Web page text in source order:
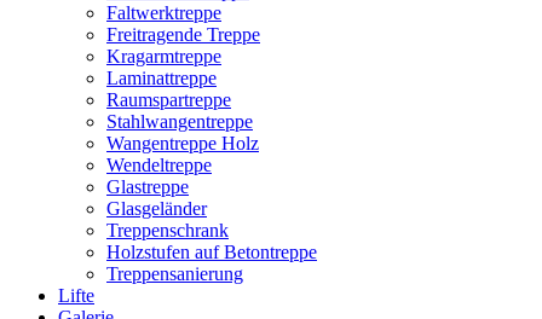
Faltwerktreppe
Freitragende Treppe
Kragarmtreppe
Laminattreppe
Raumspartreppe
Stahlwangentreppe
Wangentreppe Holz
Wendeltreppe
Glastreppe
Glasgeländer
Treppenschrank
Holzstufen auf Betontreppe
Treppensanierung
Lifte